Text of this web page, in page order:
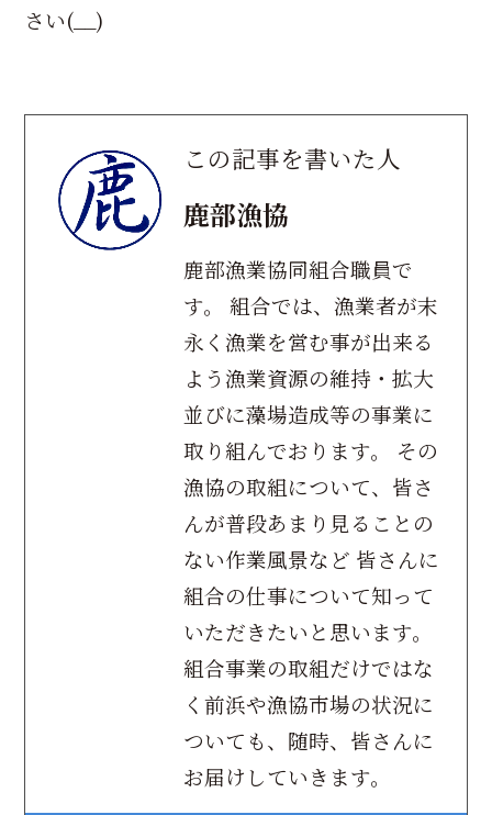
さい(__)
この記事を書いた人
鹿部漁協
鹿部漁業協同組合職員で
す。 組合では、漁業者が末
永く漁業を営む事が出来る
よう漁業資源の維持・拡大
並びに藻場造成等の事業に
取り組んでおります。 その
漁協の取組について、皆さ
んが普段あまり見ることの
ない作業風景など 皆さんに
組合の仕事について知って
いただきたいと思います。
組合事業の取組だけではな
く前浜や漁協市場の状況に
ついても、随時、皆さんに
お届けしていきます。